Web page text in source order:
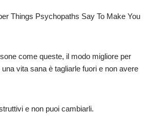
come queste, il modo migliore per
vita sana è tagliarle fuori e non avere
e non puoi cambiarli.